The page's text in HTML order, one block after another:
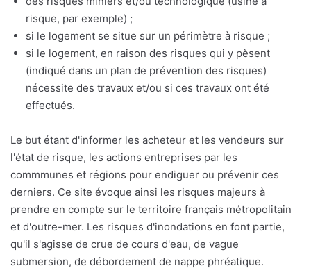
risque, par exemple) ;
si le logement se situe sur un périmètre à risque ;
si le logement, en raison des risques qui y pèsent
(indiqué dans un plan de prévention des risques)
nécessite des travaux et/ou si ces travaux ont été
effectués.
Le but étant d'informer les acheteur et les vendeurs sur
l'état de risque, les actions entreprises par les
commmunes et régions pour endiguer ou prévenir ces
derniers. Ce site évoque ainsi les risques majeurs à
prendre en compte sur le territoire français métropolitain
et d'outre-mer. Les risques d'inondations en font partie,
qu'il s'agisse de crue de cours d'eau, de vague
submersion, de débordement de nappe phréatique.